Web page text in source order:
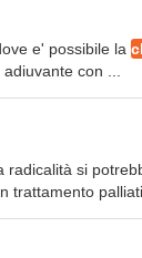
e' possibile la
con ...
radicalità si
trattamento